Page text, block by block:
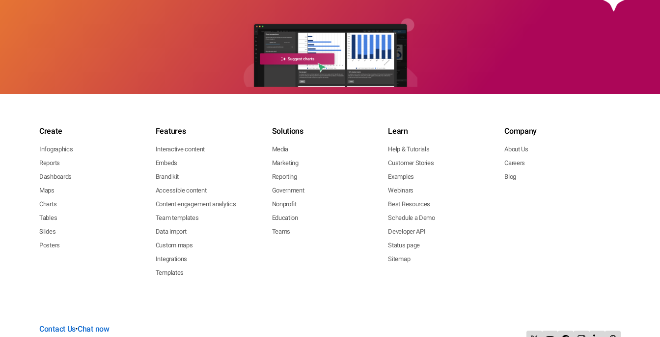
Create
Infographics
Reports
Dashboards
Maps
Charts
Tables
Slides
Posters
Features
Interactive content
Embeds
Brand kit
Accessible content
Content engagement analytics
Team templates
Data import
Custom maps
Integrations
Templates
Solutions
Media
Marketing
Reporting
Government
Nonprofit
Education
Teams
Learn
Help & Tutorials
Customer Stories
Examples
Webinars
Best Resources
Schedule a Demo
Developer API
Status page
Sitemap
Company
About Us
Careers
Blog
Contact Us•Chat now